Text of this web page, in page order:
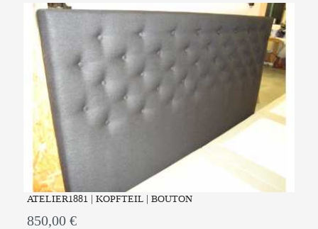
ATELIER1881 | KOPFTEIL | BOUTON
850,00 €